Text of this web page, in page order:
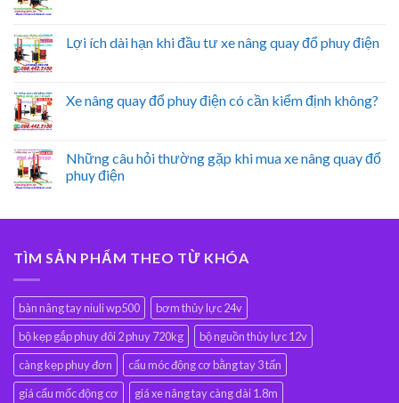
Lợi ích dài hạn khi đầu tư xe nâng quay đổ phuy điện
Xe nâng quay đổ phuy điện có cần kiểm định không?
Những câu hỏi thường gặp khi mua xe nâng quay đổ
phuy điện
TÌM SẢN PHẨM THEO TỪ KHÓA
bàn nâng tay niuli wp500
bơm thủy lực 24v
bộ kẹp gắp phuy đôi 2 phuy 720kg
bộ nguồn thủy lực 12v
càng kẹp phuy đơn
cẩu móc động cơ bằng tay 3 tấn
giá cẩu mốc động cơ
giá xe nâng tay càng dài 1.8m